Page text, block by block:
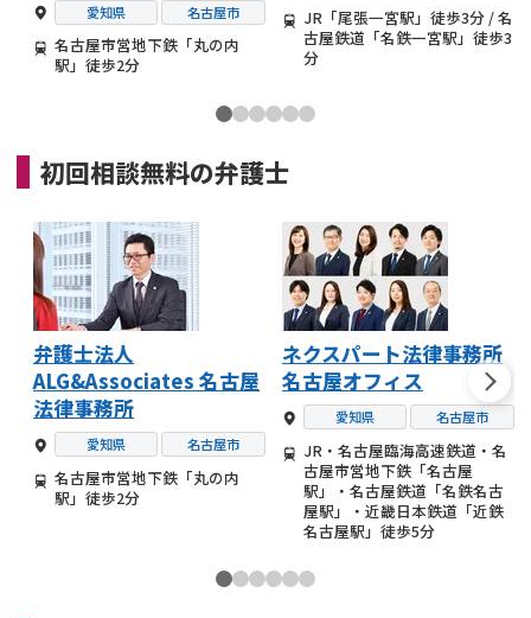
愛知県 名古屋市
名古屋市営地下鉄「丸の内
駅」徒歩2分
JR「尾張一宮駅」徒歩3分 / 名
古屋鉄道「名鉄一宮駅」徒歩3
分
初回相談無料の弁護士
弁護士法人
ALG&Associates 名古屋
法律事務所
愛知県 名古屋市
名古屋市営地下鉄「丸の内
駅」徒歩2分
ネクスパート法律事務所
名古屋オフィス
愛知県 名古屋市
JR・名古屋臨海高速鉄道・名
古屋市営地下鉄「名古屋
駅」・名古屋鉄道「名鉄名古
屋駅」・近畿日本鉄道「近鉄
名古屋駅」徒歩5分